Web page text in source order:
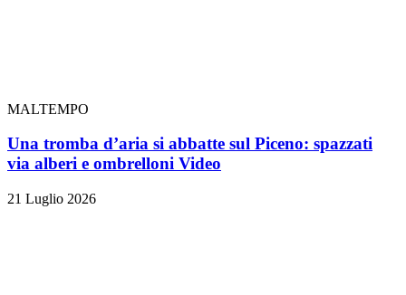
MALTEMPO
Una tromba d’aria si abbatte sul Piceno: spazzati
via alberi e ombrelloni Video
21 Luglio 2026